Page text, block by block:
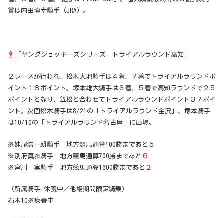
賞は内田博幸騎手（JRA）。
「ヤングジョッキーズシリーズ トライアルラウンド高知」
２レースが行われ、松木大地騎手は４着、７着でトライアルラウンドポ
イント１８ポイント。塚本雄大騎手は３着、５着で高知ラウンドで２５
ポイントとなり、笠松と合わせてトライアルラウンドポイント３７ポイ
ント。次回松木騎手は8/21の「トライアルラウンド金沢」、塚本騎手
は10/10の「トライアルラウンド名古屋」に出場。
※妹尾浩一朗騎手 地方競馬通算100勝まであと５
※別府真衣騎手 地方競馬通算700勝まであと ６
※宮川 実騎手 地方競馬通算1600勝まであと ２
（所属騎手 休養中／他場期間限定騎乗）
石本10※療養中